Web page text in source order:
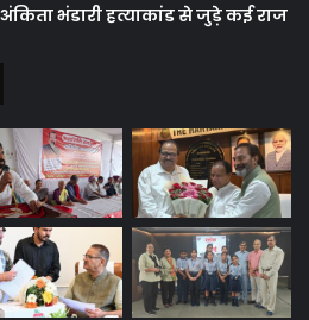
भंडारी हत्याकांड से जुड़े कई राज